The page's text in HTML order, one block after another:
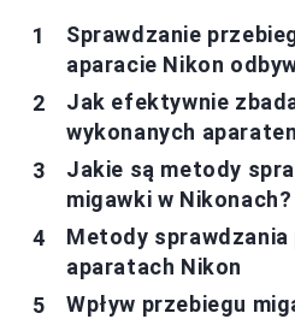
Sprawdzanie
aparacie Nikon
Jak efektywnie
wykonanych
Jakie są metody
migawki w Nikonach?
Metody sprawdzania
aparatach Nikon
Wpływ przebiegu